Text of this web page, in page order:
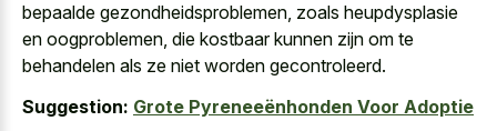
bepaalde gezondheidsproblemen, zoals heupdysplasie
en oogproblemen, die kostbaar kunnen zijn om te
behandelen als ze niet worden gecontroleerd.
Suggestion: Grote Pyreneeënhonden Voor Adoptie